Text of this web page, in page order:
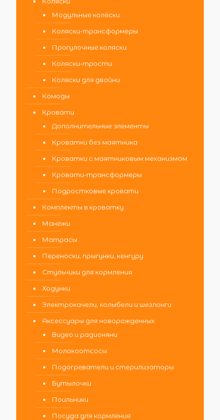
Модульные коляски
Коляски-трансформеры
Прогулочные коляски
Коляски-трости
Коляски для двойни
Комоды
Кровати
Дополнительные элементы
Кроватки без маятника
Кроватки с маятниковым механизмом
Кровати-трансформеры
Подростковые кровати
Комплекты в кроватку
Манежи
Матрасы
Переноски, прыгунки, кенгуру
Стульчики для кормления
Ходунки
Электрокачели, колыбели и шезлонги
Аксессуары для новорожденных
Видео и радионяни
Молокоотсосы
Подогреватели и стерилизаторы
Бутылочки
Поильники
Посуда для кормления